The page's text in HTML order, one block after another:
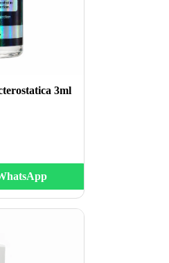
3ml